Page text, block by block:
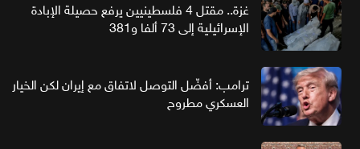
غزة.. مقتل 4 فلسطينيين يرفع حصيلة الإبادة
الإسرائيلية إلى 73 ألفا و381
ترامب: أفضّل التوصل لاتفاق مع إيران لكن الخيار
العسكري مطروح